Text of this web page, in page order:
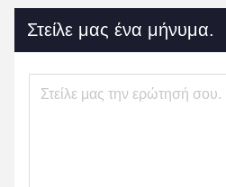
Στείλε μας ένα μήνυμα.